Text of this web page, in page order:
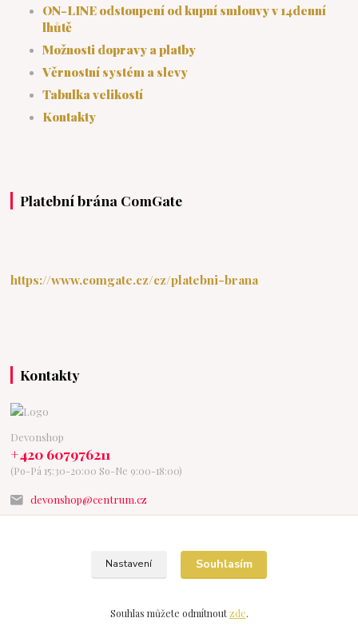
ON-LINE odstoupení od kupní smlouvy v 14denní
lhůtě
Možnosti dopravy a platby
Věrnostní systém a slevy
Tabulka velikostí
Kontakty
Platební brána ComGate
https://www.comgate.cz/cz/platebni-brana
Kontakty
Devonshop
+420 607976211
(Po-Pá 15:30-20:00 So-Ne 9:00-18:00)
devonshop@centrum.cz
Vytvořeno na Eshop-rychle.cz
Nastavení Souhlasím
Souhlas můžete odmítnoutzde.